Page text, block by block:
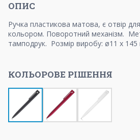
ОПИС
Ручка пластикова матова, є отвір
кольором. Поворотний механізм.
тамподрук. Розмір виробу: ø11 x 145
КОЛЬОРОВЕ РІШЕННЯ